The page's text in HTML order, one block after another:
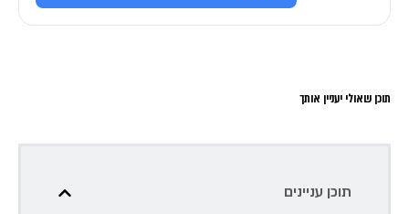
תוכן שאולי יעניין אותך
תוכן עניינים